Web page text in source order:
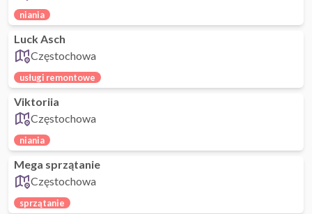
niania
Luck Asch
Częstochowa
usługi remontowe
Viktoriia
Częstochowa
niania
Mega sprzątanie
Częstochowa
sprzątanie